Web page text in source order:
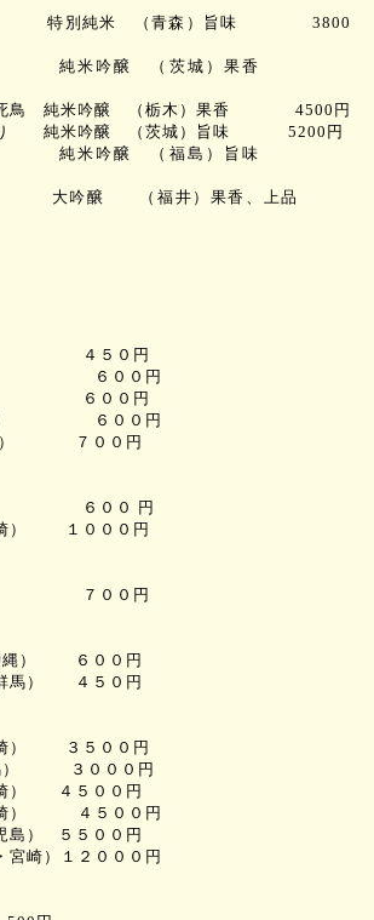
特別純米 （青森）旨味
3800
山 純米吟醸 （茨城）果香
鳥 純米吟醸 （栃木）果香 4500 円
り 純米吟醸 （茨城）旨味 5200 円
純米吟醸 （福島）
旨味
大吟醸 （福井） 果香、上品
崎） ４５０円
島） ６００ 円
） ６００ 円
島） ６００ 円
島） ７００ 円
） ６００
円
崎） １０００ 円
） ７００ 円
縄） ６００ 円
馬）
４５０ 円
崎） ３５００ 円
馬） ３０００ 円
）
４５００ 円
崎） ４５００ 円
島）
５５００ 円
宮崎）１２０００ 円